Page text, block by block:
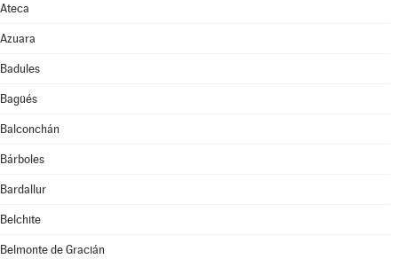
Ateca
Azuara
Badules
Bagüés
Balconchán
Bárboles
Bardallur
Belchite
Belmonte de Gracián